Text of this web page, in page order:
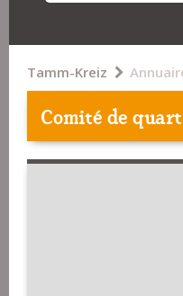
Tamm-Kreiz
Comité de